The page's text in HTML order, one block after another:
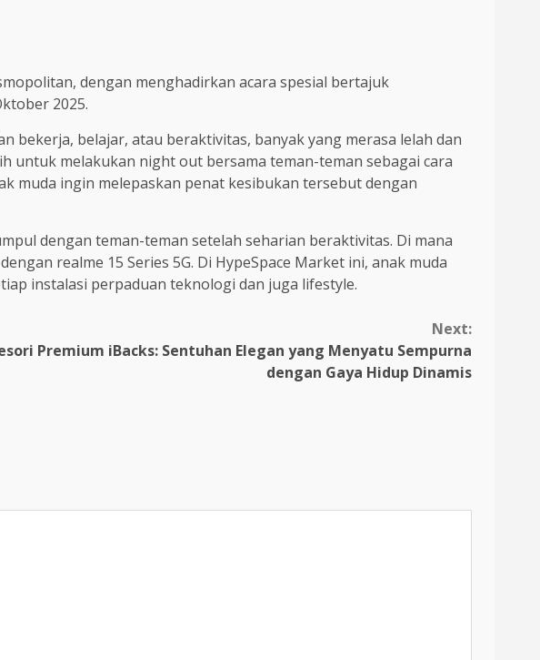
dengan menghadirkan acara spesial bertajuk
2025.
bekerja, belajar, atau beraktivitas, banyak yang merasa lelah dan
untuk melakukan night out bersama teman-teman sebagai cara
muda ingin melepaskan penat kesibukan tersebut dengan
dengan teman-teman setelah seharian beraktivitas. Di mana
realme 15 Series 5G. Di HypeSpace Market ini, anak muda
instalasi perpaduan teknologi dan juga lifestyle.
Next:
Premium iBacks: Sentuhan Elegan yang Menyatu Sempurna
dengan Gaya Hidup Dinamis